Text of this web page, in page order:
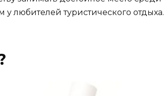
у любителей туристического отдыха.